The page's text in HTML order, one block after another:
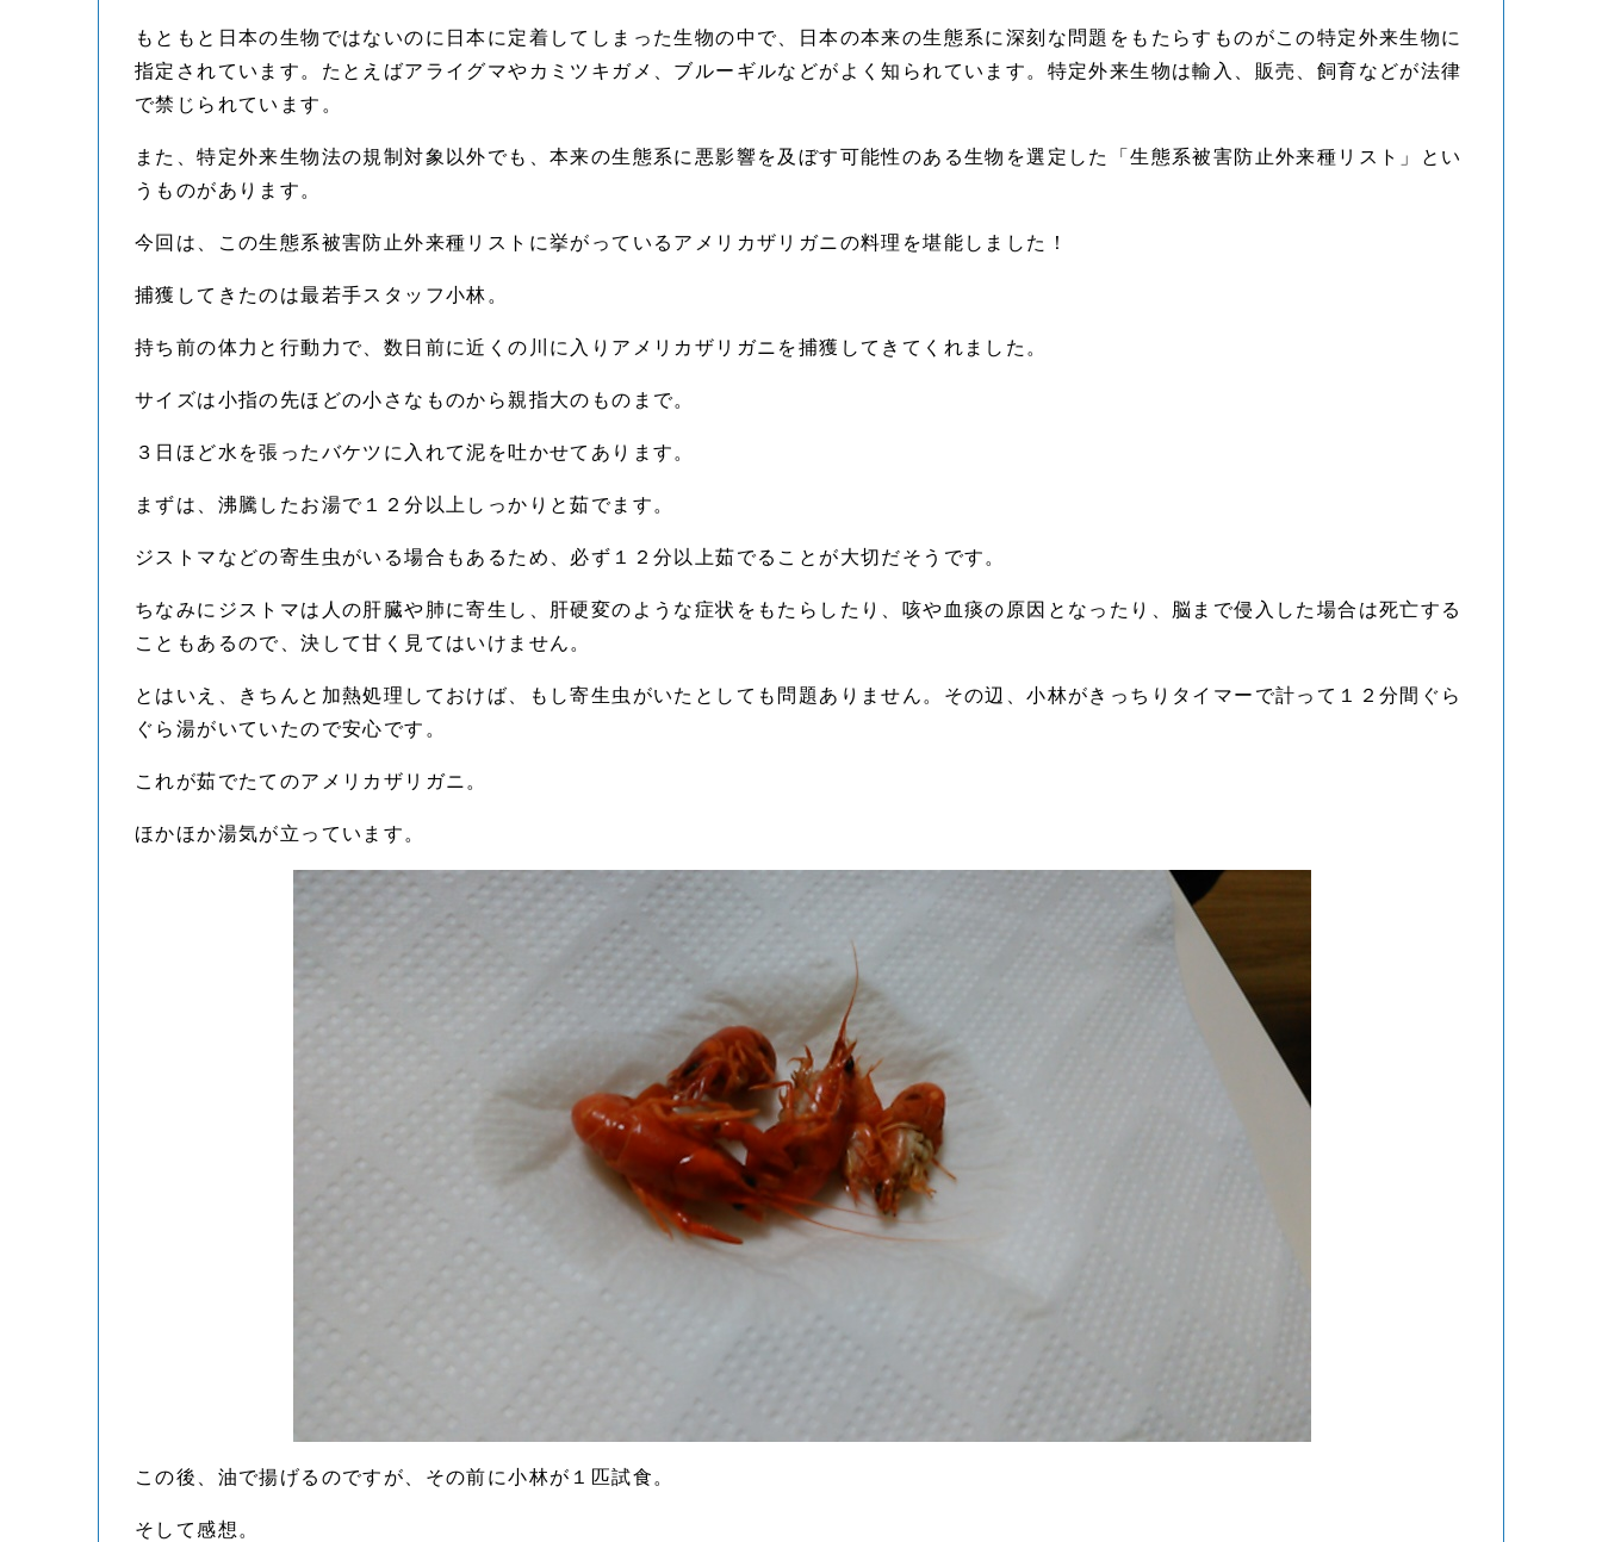
もともと日本の生物ではないのに日本に定着してしまった生物の中で、日本の本来の生態系に深刻な問題をもたらすものがこの特定外来生物に
指定されています。たとえばアライグマやカミツキガメ、ブルーギルなどがよく知られています。特定外来生物は輸入、販売、飼育などが法律
で禁じられています。
また、特定外来生物法の規制対象以外でも、本来の生態系に悪影響を及ぼす可能性のある生物を選定した「生態系被害防止外来種リスト」とい
うものがあります。
今回は、この生態系被害防止外来種リストに挙がっているアメリカザリガニの料理を堪能しました！
捕獲してきたのは最若手スタッフ小林。
持ち前の体力と行動力で、数日前に近くの川に入りアメリカザリガニを捕獲してきてくれました。
サイズは小指の先ほどの小さなものから親指大のものまで。
３日ほど水を張ったバケツに入れて泥を吐かせてあります。
まずは、沸騰したお湯で１２分以上しっかりと茹でます。
ジストマなどの寄生虫がいる場合もあるため、必ず１２分以上茹でることが大切だそうです。
ちなみにジストマは人の肝臓や肺に寄生し、肝硬変のような症状をもたらしたり、咳や血痰の原因となったり、脳まで侵入した場合は死亡する
こともあるので、決して甘く見てはいけません。
とはいえ、きちんと加熱処理しておけば、もし寄生虫がいたとしても問題ありません。その辺、小林がきっちりタイマーで計って１２分間ぐら
ぐら湯がいていたので安心です。
これが茹でたてのアメリカザリガニ。
ほかほか湯気が立っています。
この後、油で揚げるのですが、その前に小林が１匹試食。
そして感想。